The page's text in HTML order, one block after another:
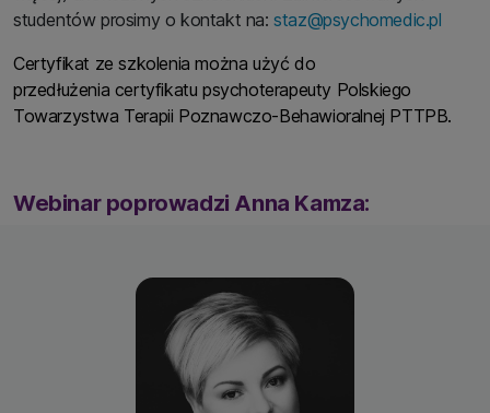
studentów prosimy o kontakt na:staz@psychomedic.pl
Certyfikat ze szkolenia można użyć do
przedłużenia certyfikatu psychoterapeuty Polskiego
Towarzystwa Terapii Poznawczo-Behawioralnej PTTPB.
Webinar poprowadzi Anna Kamza: